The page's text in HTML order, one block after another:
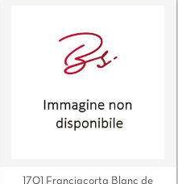
1701 Franciacorta Blanc de